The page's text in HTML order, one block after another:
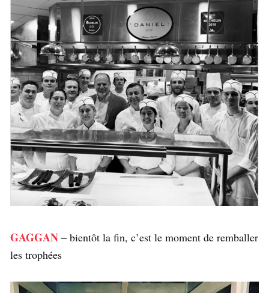
GAGGAN – bientôt la fin, c’est le moment de remballer
les trophées